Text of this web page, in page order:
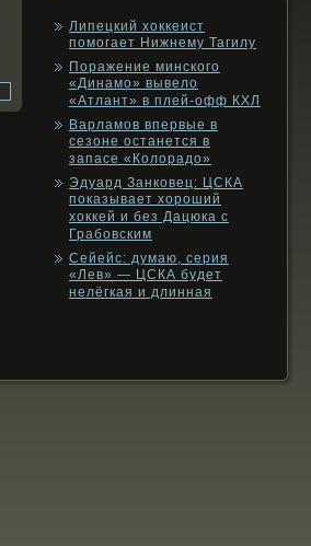
Липецкий хоккеист
помогает Нижнему Тагилу
Поражение минского
«Динамо» вывело
«Атлант» в плей-офф КХЛ
Варламов впервые в
сезоне останется в
запасе «Колорадо»
Эдуард Занковец: ЦСКА
показывает хороший
хоккей и без Дацюка с
Грабовским
Сейейс: думаю, серия
«Лев» — ЦСКА будет
нелёгкая и длинная